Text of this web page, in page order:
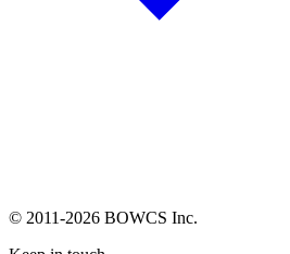
© 2011-2026 BOWCS Inc.